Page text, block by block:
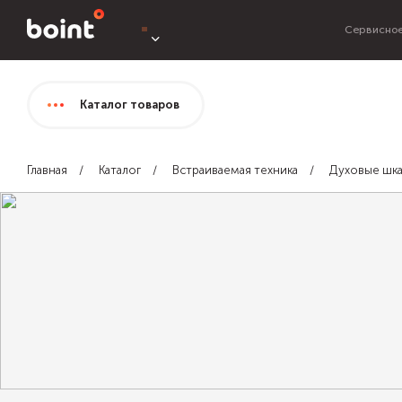
Каталог товаров
Главная Каталог Встраиваемая техника Духовые